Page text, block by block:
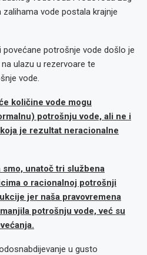
vode postala krajnje
povećane potrošnje vode došlo je
ulazu u rezervoare te
vode.
količine vode mogu
potrošnju vode, ali ne i
je rezultat neracionalne
unatoč tri službena
o racionalnoj potrošnji
jer naša pravovremena
potrošnju vode, već su
u gusto